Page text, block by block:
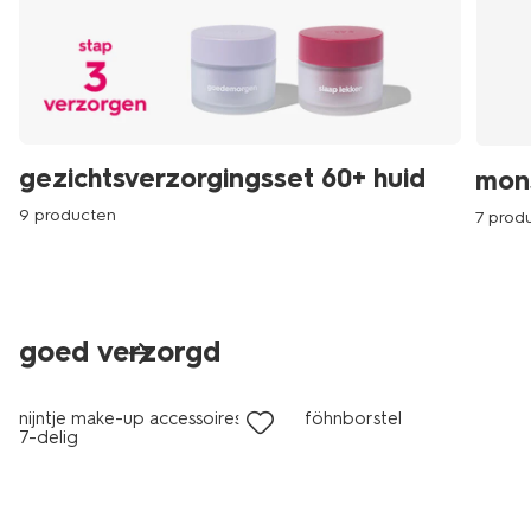
gezichtsverzorgingsset 60+ huid
9 producten 7
goed verzorgd
nieuw
nijntje make-up accessoires box
7-delig
föhnborstel